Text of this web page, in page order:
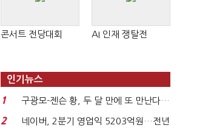
콘서트 전당대회 AI 인재 쟁탈전
인기뉴스
1
구광모-젠슨 황, 두 달 만에 또 만난다…
로봇·AI 등 논...
2
네이버, 2분기 영업익 5203억원…전년